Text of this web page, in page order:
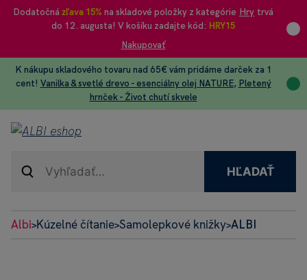
Dodatočná zľava 15% na skladové položky z kategórie Hry trvá
do 12. augusta! V košíku zadajte kód: HRY15
Nakupovať
K nákupu skladového tovaru nad 65€ vám pridáme darček za 1
cent! Vanilka & svetlé drevo - esenciálny olej NATURE, Pletený
hrnček - Život chutí skvele
HĽADAŤ
Albi>Kúzelné čítanie>Samolepkové knižky>ALBI